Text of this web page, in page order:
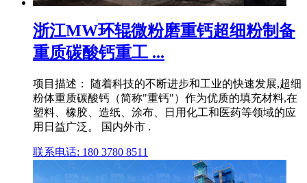
浙江MW环辊微粉磨重钙超细粉制备
重质碳酸钙重工 ...
项目描述： 随着科技的不断进步和工业的快速发展,超细
粉体重质碳酸钙（简称"重钙"）作为优质的填充材料,在
塑料、橡胶、造纸、涂布、日用化工和医药等领域的应
用日益广泛。 国内外市 .
联系电话: 180 3780 8511